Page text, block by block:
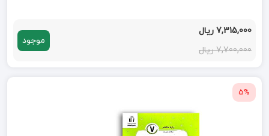
7,315,000 ریال
7,700,000 ریال
موجود
5%